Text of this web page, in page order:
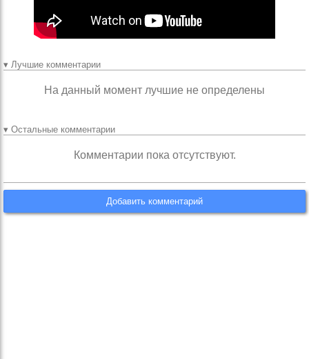
▾ Лучшие комментарии
На данный момент лучшие не определены
▾ Остальные комментарии
Комментарии пока отсутствуют.
Добавить комментарий